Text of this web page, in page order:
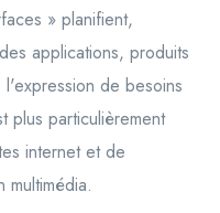
» planifient,
applications, produits
de besoins
plus particulièrement
internet et de
multimédia.